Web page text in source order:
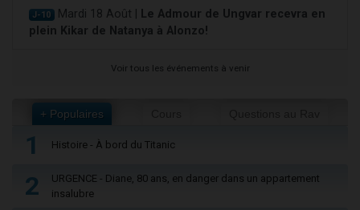
J-10 Mardi 18 Août |
Le Admour de Ungvar recevra en
plein Kikar de Natanya à Alonzo!
Voir tous les événements à venir
+ Populaires
1 Histoire - À bord du Titanic
2
URGENCE - Diane, 80 ans, en danger dans un appartement
insalubre